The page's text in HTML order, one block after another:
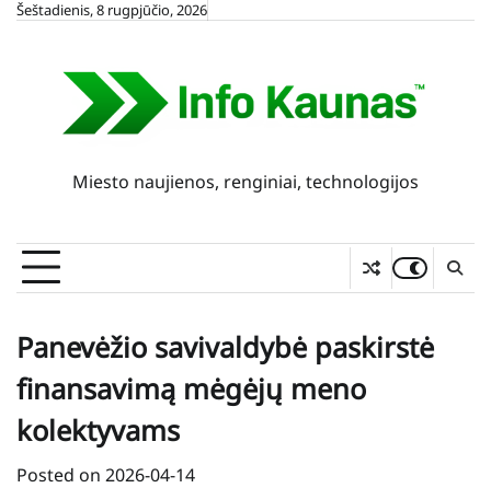
SkipŠeštadienis, 8 rugpjūčio, 2026
Miesto naujienos, renginiai, technologijos
Panevėžio savivaldybė paskirstė
finansavimą mėgėjų meno
kolektyvams
Posted on 2026-04-14